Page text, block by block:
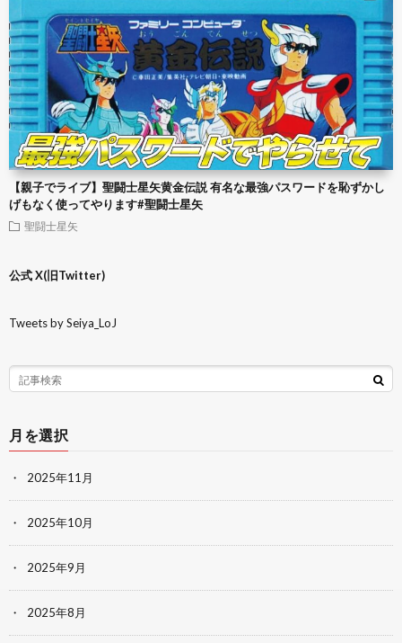
【親子でライブ】聖闘士星矢黄金伝説 有名な最強パスワードを恥ずかし
げもなく使ってやります#聖闘士星矢
聖闘士星矢
公式 X(旧Twitter)
Tweets by Seiya_LoJ
月を選択
2025年11月
2025年10月
2025年9月
2025年8月